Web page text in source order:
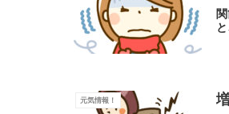
元気情報！